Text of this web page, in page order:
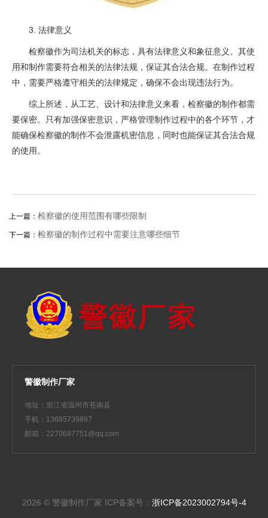
3. 法律意义
检察徽作为司法机关的标志，具有法律意义和象征意义。其使
用和制作需要符合相关的法律法规，保证其合法合规。在制作过程
中，需要严格遵守相关的法律规定，确保不会出现违法行为。
综上所述，从工艺、设计和法律意义来看，检察徽的制作都需
要保密。只有加强保密意识，严格管理制作过程中的各个环节，才
能确保检察徽的制作不会泄露机密信息，同时也能保证其合法合规
的使用。
上一篇： 检察徽的使用范围有哪些限制
下一篇： 检察徽的制作过程中需要注意哪些细节
警徽制作厂家
地址：浙江省温州市苍南县
手机：13695739897
邮箱：2270687751@qq.com
2026 © 警徽制作厂家 ICP备案号： 浙ICP备2023002794号-4